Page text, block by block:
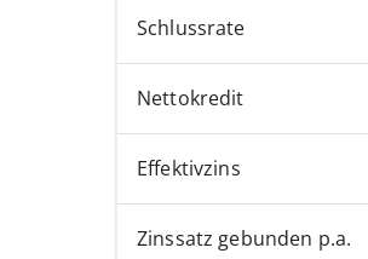
Schlussrate
Nettokredit
Effektivzins
Zinssatz gebunden p.a.